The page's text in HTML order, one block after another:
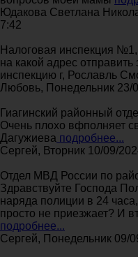
Юдакова Светлана
7:42
Налоговая инспекция
на какой адрес
инспекцию г, Рославль
Любовь, Понедельник 23/
Гиагинский районный
Очень плохо вфполняет
Дагужиева подробнее...
Сергей, Вторник 10/09/
Отдел МВД России по
Здравствуйте Господа
наряда полиции в 24
просто не приезжает? И
подробнее...
Сергей, Понедельник 09/